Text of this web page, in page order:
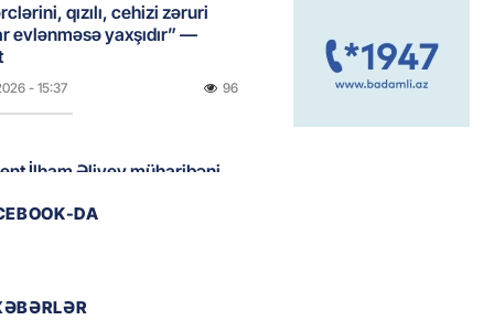
qızılı, cehizi zəruri
evlənməsə yaxşıdır” —
- 15:37 96
İlham Əliyev müharibəni
DA